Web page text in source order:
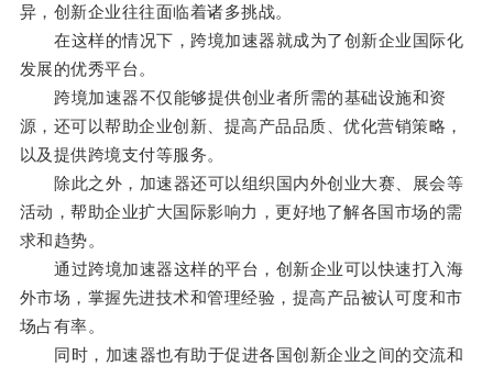
异，创新企业往往面临着诸多挑战。
在这样的情况下，跨境加速器就成为了创新企业国际化
发展的优秀平台。
跨境加速器不仅能够提供创业者所需的基础设施和资
源，还可以帮助企业创新、提高产品品质、优化营销策略，
以及提供跨境支付等服务。
除此之外，加速器还可以组织国内外创业大赛、展会等
活动，帮助企业扩大国际影响力，更好地了解各国市场的需
求和趋势。
通过跨境加速器这样的平台，创新企业可以快速打入海
外市场，掌握先进技术和管理经验，提高产品被认可度和市
场占有率。
同时，加速器也有助于促进各国创新企业之间的交流和